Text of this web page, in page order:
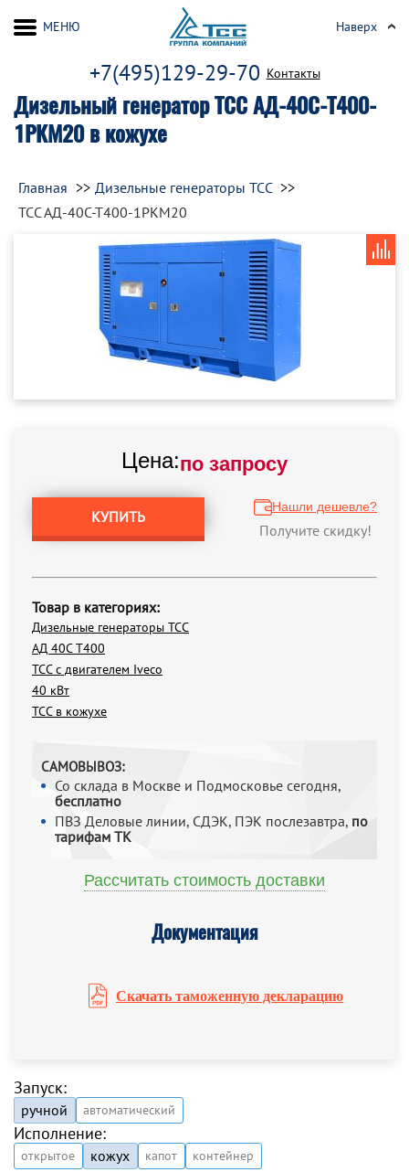
Дизельный генератор ТСС АД-40С-Т400-
1РКМ20 в кожухе
+7(495)129-29-70 Контакты
МЕНЮ Наверх
Главная
Дизельные генераторы ТСС
ТСС АД-40С-Т400-1РКМ20
Цена:по запросу
КУПИТЬ
Нашли дешевле?
Получите скидку!
Товар в категориях:
Дизельные генераторы ТСС
АД 40С Т400
ТСС с двигателем Iveco
40 кВт
ТСС в кожухе
САМОВЫВОЗ:
Со склада в Москве и Подмосковье сегодня,
бесплатно
ПВЗ Деловые линии, СДЭК, ПЭК послезавтра, по
тарифам ТК
Рассчитать стоимость доставки
Документация
Скачать таможенную декларацию
Запуск:
ручной автоматический
Исполнение:
открытое кожух капот контейнер